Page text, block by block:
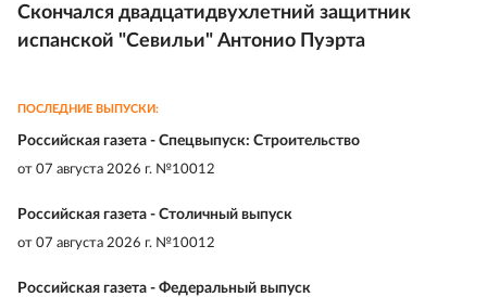
Скончался двадцатидвухлетний защитник
испанской "Севильи" Антонио Пуэрта
ПОСЛЕДНИЕ ВЫПУСКИ:
Российская газета - Спецвыпуск: Строительство
от 07 августа 2026 г. №10012
Российская газета - Столичный выпуск
от 07 августа 2026 г. №10012
Российская газета - Федеральный выпуск